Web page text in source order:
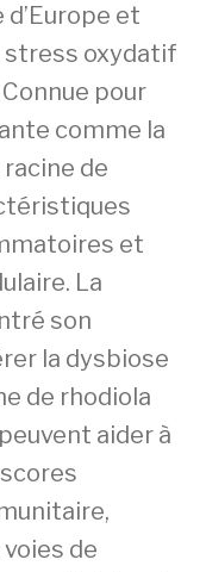
et
stress oxydatif
pour
comme la
de
et
La
son
la dysbiose
de rhodiola
aider à
de